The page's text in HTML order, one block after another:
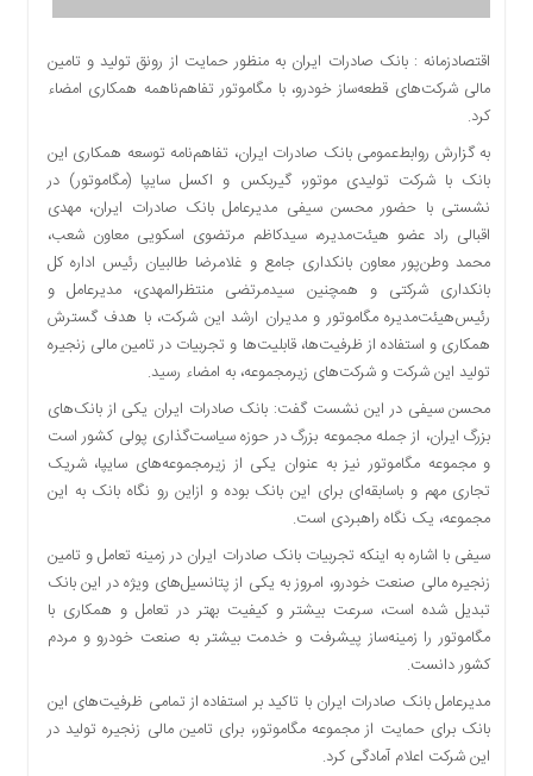
نفت
فناوری
منظقه
دسترسی
سریع
تماس
درباره
کتاب
پلیس،امنیت
گرایی
اخبار
سایت
اجتماعی
اقتصادزمانه : ​بانک صادرات ایران به منظور حمایت از رونق تولید و تامین
مالی شرکت‌های قطعه‌ساز خودرو، با مگاموتور تفاهم‌ناهمه همکاری امضاء
کرد.
به گزارش روابط‌عمومی بانک صادرات ایران، تفاهم‌نامه توسعه همکاری این
بانک با شرکت تولیدی موتور، گیربکس و اکسل سایپا (مگاموتور) در
نشستی با حضور محسن سیفی مدیرعامل بانک صادرات ایران، مهدی
اقبالی راد عضو هیئت‌مدیره، سیدکاظم مرتضوی اسکویی معاون شعب،
محمد وطن‌پور معاون بانکداری جامع و غلامرضا طالبیان رئیس اداره کل
بانکداری شرکتی و همچنین سیدمرتضی منتظرالمهدی، مدیرعامل و
رئیس‌هیئت‌مدیره مگاموتور و مدیران ارشد این شرکت، با هدف گسترش
همکاری و استفاده از ظرفیت‌ها، قابلیت‌ها و تجربیات در تامین مالی زنجیره
تولید این شرکت و شرکت‌های زیرمجموعه، به امضاء رسید.
محسن سیفی در این نشست گفت: بانک صادرات ایران یکی از بانک‌های
بزرگ ایران، از جمله مجموعه بزرگ در حوزه سیاست‌گذاری پولی کشور است
و مجموعه مگاموتور نیز به عنوان یکی از زیرمجموعه‌های سایپا، شریک
تجاری مهم و باسابقه‌ای برای این بانک بوده و ازاین رو نگاه بانک به این
مجموعه، یک نگاه راهبردی است.
سیفی با اشاره به اینکه تجربیات بانک صادرات ایران در زمینه تعامل و تامین
زنجیره مالی صنعت خودرو، امروز به یکی از پتانسیل‌های ویژه در این بانک
تبدیل شده است، سرعت بیشتر و کیفیت بهتر در تعامل و همکاری با
مگاموتور را زمینه‌ساز پیشرفت و خدمت بیشتر به صنعت خودرو و مردم
کشور دانست.
مدیرعامل بانک صادرات ایران با تاکید بر استفاده از تمامی ظرفیت‌های این
بانک برای حمایت از مجموعه مگاموتور، برای تامین مالی زنجیره تولید در
این شرکت اعلام آمادگی کرد.